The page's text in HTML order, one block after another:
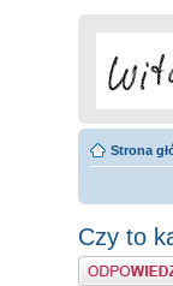
Strona
Czy to
Odpowiedz